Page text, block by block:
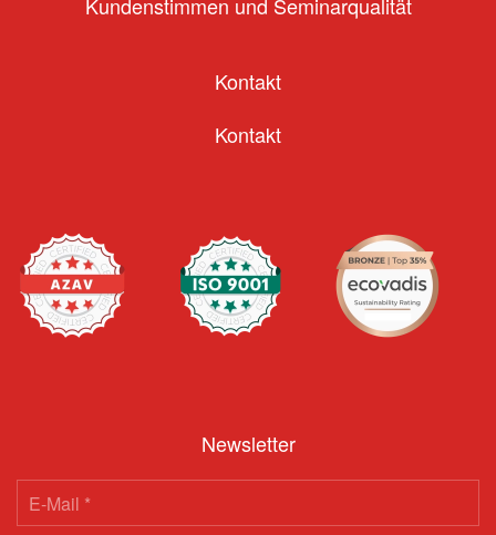
Kundenstimmen und Seminarqualität
Kontakt
Kontakt
Newsletter